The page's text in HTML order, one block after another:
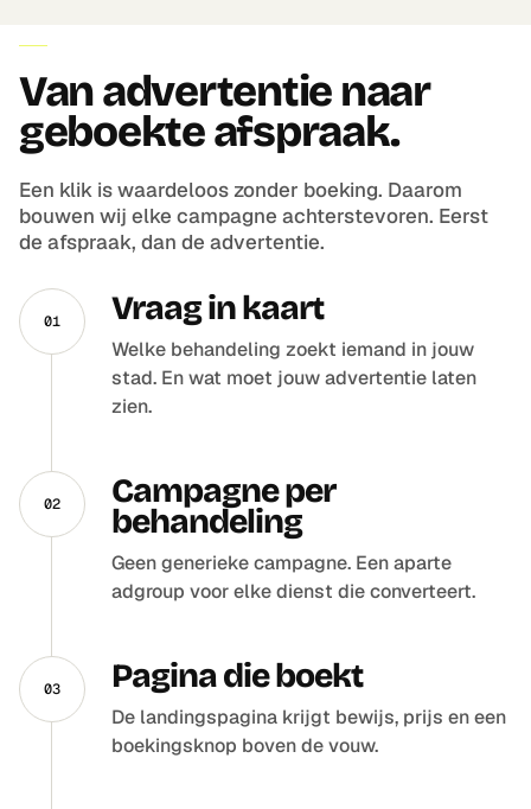
Van advertentie naar
geboekte afspraak.
Een klik is waardeloos zonder boeking. Daarom
bouwen wij elke campagne achterstevoren. Eerst
de afspraak, dan de advertentie.
01 Vraag in kaart
Welke behandeling zoekt iemand in jouw
stad. En wat moet jouw advertentie laten
zien.
02 Campagne per
behandeling
Geen generieke campagne. Een aparte
adgroup voor elke dienst die converteert.
03 Pagina die boekt
De landingspagina krijgt bewijs, prijs en een
boekingsknop boven de vouw.